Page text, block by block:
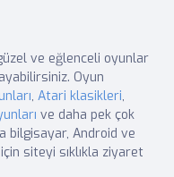
ve eğlenceli oyunlar
Oyun
, Atari klasikleri,
ve daha pek çok
bilgisayar, Android ve
için siteyi sıklıkla ziyaret